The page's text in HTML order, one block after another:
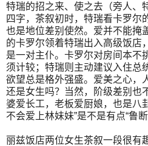
特瑞的招之来、使之去（旁人、
四字，茶叙初时，特瑞看卡罗尔
也是地位差别使然。爱并不能掩
的卡罗尔领着特瑞出入高级饭店
是一对主仆。卡罗尔对房间本不
须计较；特瑞则主动建议入住总
欲望总是格外强盛。爱美之心，
还是女生吗？当然，阶级差别也
婆爱长工，老板爱厨娘，也是八
不会爱上林妹妹”是不是有点“鲁断
丽兹饭店两位女生茶叙一段很有